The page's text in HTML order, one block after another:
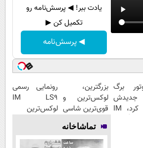
یادت ببر! ◀ پرسش‌نامه رو
تکمیل کن ▶
◀ پرسش‌نامه
برگ
جدیدش
را رو کرد، IM
بزرگترین،
لوکس‌ترین و
قوی‌ترین شاسی
بلند EREV در
در ایران رونمایی
شد
رونمایی رسمی
IM LS9
لوکس‌ترین
تماشاخانه